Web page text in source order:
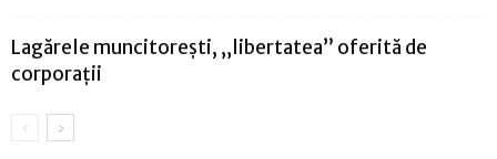
Lagărele muncitorești, „libertatea” oferită de
corporații